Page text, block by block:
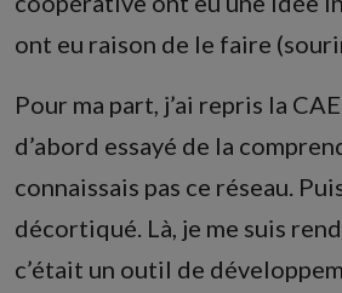
ont eu raison de le faire
Pour ma part, j’ai repris la
d’abord essayé de la
connaissais pas ce réseau.
décortiqué. Là, je me suis
c’était un outil de